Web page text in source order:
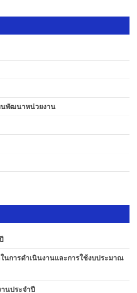
นพัฒนาหน่วยงาน
นการดำเนินงานและการใช้งบประมาณ
นประจำปี